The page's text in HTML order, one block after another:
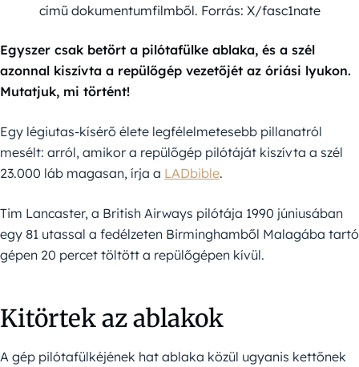
című dokumentumfilmből. Forrás: X/fasc1nate
Egyszer csak betört a pilótafülke ablaka, és a szél
azonnal kiszívta a repülőgép vezetőjét az óriási lyukon.
Mutatjuk, mi történt!
Egy légiutas-kísérő élete legfélelmetesebb pillanatról
mesélt: arról, amikor a repülőgép pilótáját kiszívta a szél
23.000 láb magasan, írja a LADbible.
Tim Lancaster, a British Airways pilótája 1990 júniusában
egy 81 utassal a fedélzeten Birminghamből Malagába tartó
gépen 20 percet töltött a repülőgépen kívül.
Kitörtek az ablakok
A gép pilótafülkéjének hat ablaka közül ugyanis kettőnek